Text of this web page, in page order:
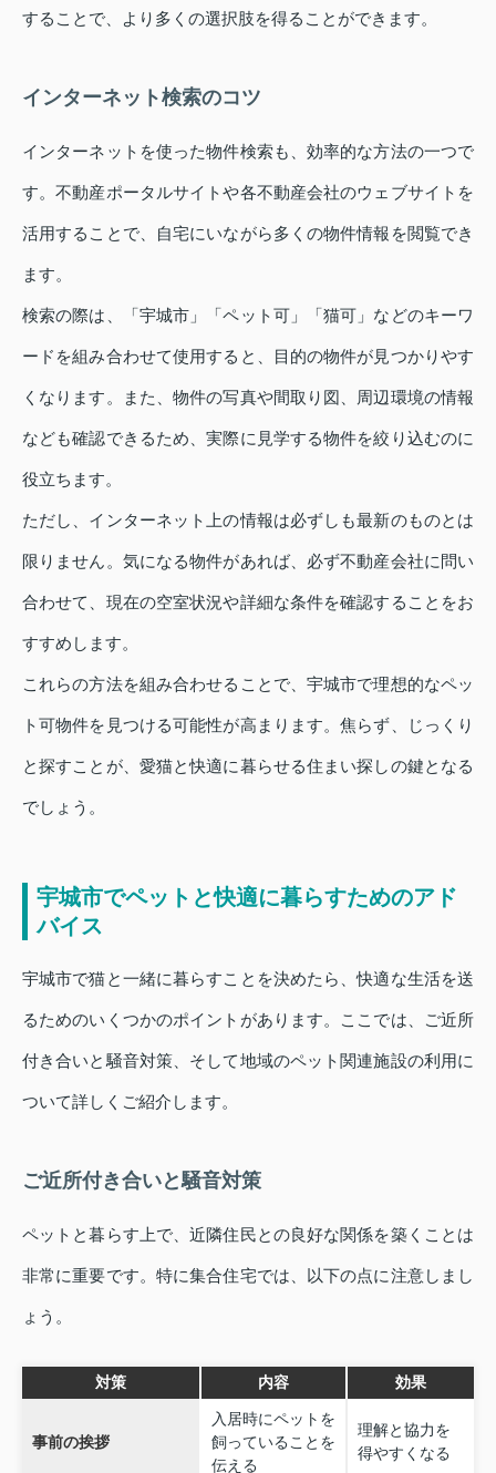
することで、より多くの選択肢を得ることができます。
インターネット検索のコツ
インターネットを使った物件検索も、効率的な方法の一つで
す。不動産ポータルサイトや各不動産会社のウェブサイトを
活用することで、自宅にいながら多くの物件情報を閲覧でき
ます。
検索の際は、「宇城市」「ペット可」「猫可」などのキーワ
ードを組み合わせて使用すると、目的の物件が見つかりやす
くなります。また、物件の写真や間取り図、周辺環境の情報
なども確認できるため、実際に見学する物件を絞り込むのに
役立ちます。
ただし、インターネット上の情報は必ずしも最新のものとは
限りません。気になる物件があれば、必ず不動産会社に問い
合わせて、現在の空室状況や詳細な条件を確認することをお
すすめします。
これらの方法を組み合わせることで、宇城市で理想的なペッ
ト可物件を見つける可能性が高まります。焦らず、じっくり
と探すことが、愛猫と快適に暮らせる住まい探しの鍵となる
でしょう。
宇城市でペットと快適に暮らすためのアド
バイス
宇城市で猫と一緒に暮らすことを決めたら、快適な生活を送
るためのいくつかのポイントがあります。ここでは、ご近所
付き合いと騒音対策、そして地域のペット関連施設の利用に
ついて詳しくご紹介します。
ご近所付き合いと騒音対策
ペットと暮らす上で、近隣住民との良好な関係を築くことは
非常に重要です。特に集合住宅では、以下の点に注意しまし
ょう。
対策 内容 効果
事前の挨拶
入居時にペットを
飼っていることを
伝える
理解と協力を
得やすくなる